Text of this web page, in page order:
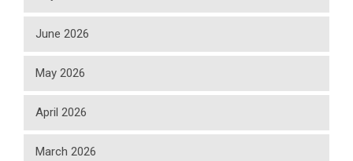
June 2026
May 2026
April 2026
March 2026